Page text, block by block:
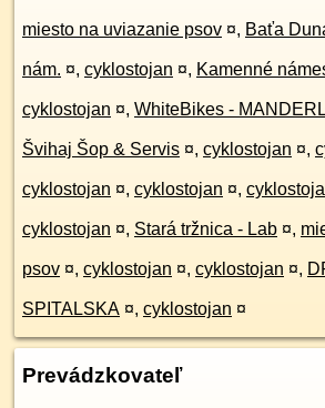
miesto na uviazanie psov ¤, Baťa
nám. ¤, cyklostojan ¤, Kamenné
cyklostojan ¤, WhiteBikes -
Švihaj Šop & Servis ¤, cyklostojan ¤,
cyklostojan ¤, cyklostojan ¤,
cyklostojan ¤, Stará tržnica - Lab ¤,
psov ¤, cyklostojan ¤, cyklostojan ¤,
SPITALSKA ¤, cyklostojan ¤
Prevádzkovateľ